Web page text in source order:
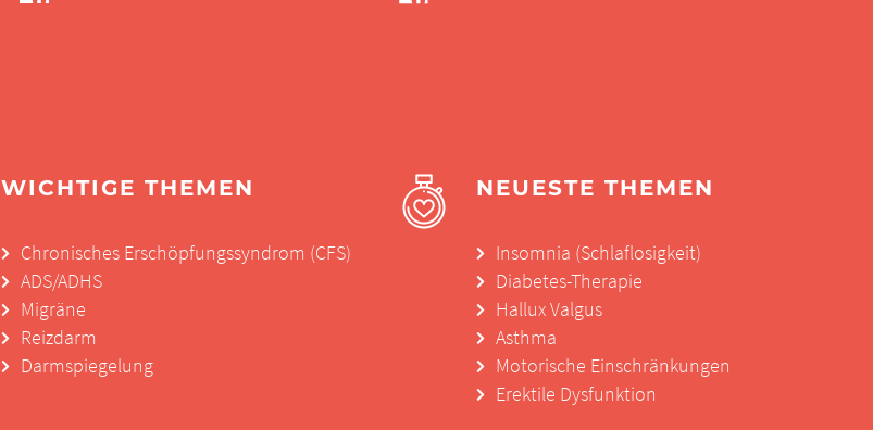
WICHTIGE THEMEN
Chronisches Erschöpfungssyndrom (CFS)
ADS/ADHS
Migräne
Reizdarm
Darmspiegelung
NEUESTE THEMEN
Insomnia (Schlaflosigkeit)
Diabetes-Therapie
Hallux Valgus
Asthma
Motorische Einschränkungen
Erektile Dysfunktion